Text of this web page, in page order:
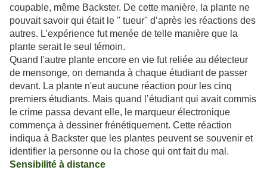
coupable, même Backster. De cette manière, la plante ne
pouvait savoir qui était le '' tueur'' d’après les réactions des
autres. L’expérience fut menée de telle manière que la
plante serait le seul témoin.
Quand l'autre plante encore en vie fut reliée au détecteur
de mensonge, on demanda à chaque étudiant de passer
devant. La plante n'eut aucune réaction pour les cinq
premiers étudiants. Mais quand l’étudiant qui avait commis
le crime passa devant elle, le marqueur électronique
commença à dessiner frénétiquement. Cette réaction
indiqua à Backster que les plantes peuvent se souvenir et
identifier la personne ou la chose qui ont fait du mal.
Sensibilité à distance